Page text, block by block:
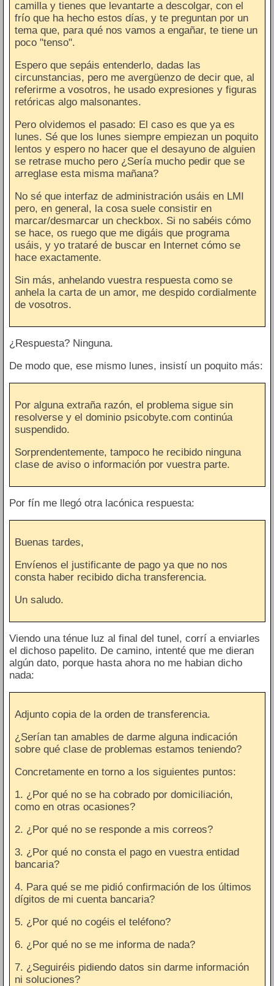
camilla y tienes que levantarte a descolgar, con el
frío que ha hecho estos días, y te preguntan por un
tema que, para qué nos vamos a engañar, te tiene un
poco "tenso".
Espero que sepáis entenderlo, dadas las
circunstancias, pero me avergüenzo de decir que, al
referirme a vosotros, he usado expresiones y figuras
retóricas algo malsonantes.
Pero olvidemos el pasado: El caso es que ya es
lunes. Sé que los lunes siempre empiezan un poquito
lentos y espero no hacer que el desayuno de alguien
se retrase mucho pero ¿Sería mucho pedir que se
arreglase esta misma mañana?
No sé que interfaz de administración usáis en LMI
pero, en general, la cosa suele consistir en
marcar/desmarcar un checkbox. Si no sabéis cómo
se hace, os ruego que me digáis que programa
usáis, y yo trataré de buscar en Internet cómo se
hace exactamente.
Sin más, anhelando vuestra respuesta como se
anhela la carta de un amor, me despido cordialmente
de vosotros.
¿Respuesta? Ninguna.
De modo que, ese mismo lunes, insistí un poquito más:
Por alguna extraña razón, el problema sigue sin
resolverse y el dominio psicobyte.com continúa
suspendido.
Sorprendentemente, tampoco he recibido ninguna
clase de aviso o información por vuestra parte.
Por fín me llegó otra lacónica respuesta:
Buenas tardes,
Envíenos el justificante de pago ya que no nos
consta haber recibido dicha transferencia.
Un saludo.
Viendo una ténue luz al final del tunel, corrí a enviarles
el dichoso papelito. De camino, intenté que me dieran
algún dato, porque hasta ahora no me habian dicho
nada:
Adjunto copia de la orden de transferencia.
¿Serían tan amables de darme alguna indicación
sobre qué clase de problemas estamos teniendo?
Concretamente en torno a los siguientes puntos:
1. ¿Por qué no se ha cobrado por domiciliación,
como en otras ocasiones?
2. ¿Por qué no se responde a mis correos?
3. ¿Por qué no consta el pago en vuestra entidad
bancaria?
4. Para qué se me pidió confirmación de los últimos
dígitos de mi cuenta bancaria?
5. ¿Por qué no cogéis el teléfono?
6. ¿Por qué no se me informa de nada?
7. ¿Seguiréis pidiendo datos sin darme información
ni soluciones?